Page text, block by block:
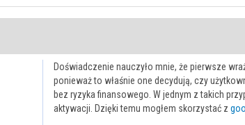
Doświadczenie nauczyło mnie, że pierwsze
ponieważ to właśnie one decydują, czy
bez ryzyka finansowego. W jednym z takich
aktywacji. Dzięki temu mogłem skorzystać z